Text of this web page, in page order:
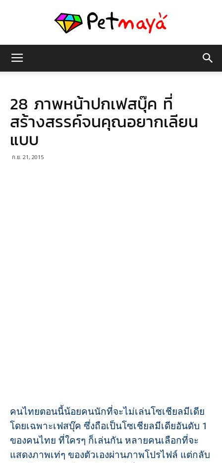
มายา
28 ภาพหน้าปกเฟสบุ๊ค ที่
สร้างสรรค์จนคุณอยากเลียน
แบบ
ก.ย. 21, 2015
คนไทยตอนนี้น้อยคนนักที่จะไม่เล่นโซเชียลมีเดีย
โดยเฉพาะเฟสบุ๊ค ซึ่งถือเป็นโซเชียลมีเดียอันดับ 1
ของคนไทย ที่ใครๆ ก็เล่นกัน หลายคนเลือกที่จะ
แสดงภาพเท่ๆ ของตัวเองผ่านภาพโปรไฟล์ แต่กลับ